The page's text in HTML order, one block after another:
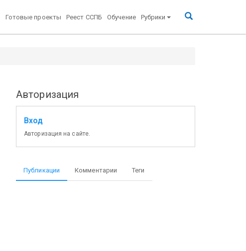
Готовые проекты Реест ССПБ Обучение Рубрики
Авторизация
Вход
Авторизация на сайте.
Публикации Комментарии Теги